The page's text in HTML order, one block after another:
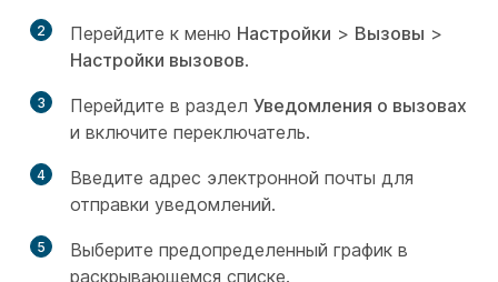
2 Перейдите к меню Настройки > Вызовы >
Настройки вызовов.
3 Перейдите в раздел Уведомления о вызовах
и включите переключатель.
4
Введите адрес электронной почты для
отправки уведомлений.
5
Выберите предопределенный график в
раскрывающемся списке.